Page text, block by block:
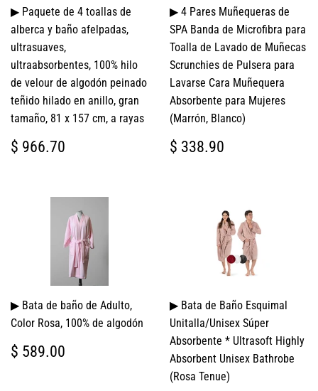
▶ Paquete de 4 toallas de
alberca y baño afelpadas,
ultrasuaves,
ultraabsorbentes, 100% hilo
de velour de algodón peinado
teñido hilado en anillo, gran
tamaño, 81 x 157 cm, a rayas
PRECIO
HABITUAL
$ 966.70
▶ 4 Pares Muñequeras de
SPA Banda de Microfibra para
Toalla de Lavado de Muñecas
Scrunchies de Pulsera para
Lavarse Cara Muñequera
Absorbente para Mujeres
(Marrón, Blanco)
PRECIO
HABITUAL
$ 338.90
▶ Bata de baño de Adulto,
Color Rosa, 100% de algodón
PRECIO
HABITUAL
$ 589.00
▶ Bata de Baño Esquimal
Unitalla/Unisex Súper
Absorbente * Ultrasoft Highly
Absorbent Unisex Bathrobe
(Rosa Tenue)